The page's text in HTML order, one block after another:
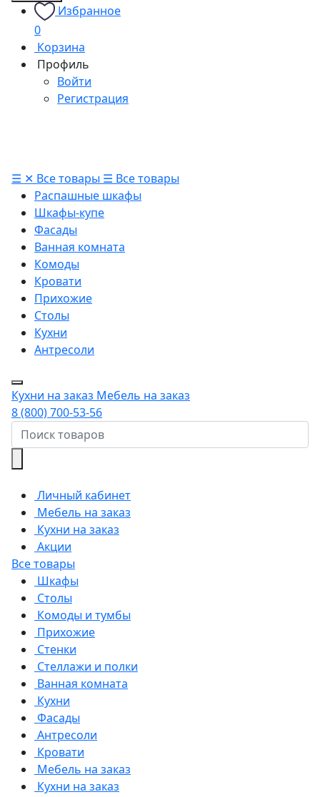
Избранное
0
Корзина
Профиль
Войти
Регистрация
☰ ✕ Все товары ☰ Все товары
Распашные шкафы
Шкафы-купе
Фасады
Ванная комната
Комоды
Кровати
Прихожие
Столы
Кухни
Антресоли
Кухни на заказ Мебель на заказ
8 (800) 700-53-56
Личный кабинет
Мебель на заказ
Кухни на заказ
Акции
Все товары
Шкафы
Столы
Комоды и тумбы
Прихожие
Стенки
Стеллажи и полки
Ванная комната
Кухни
Фасады
Антресоли
Кровати
Мебель на заказ
Кухни на заказ